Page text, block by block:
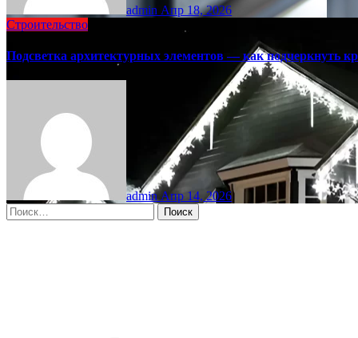
admin Апр 18, 2026
Строительство
Подсветка архитектурных элементов — как подчеркнуть
adminАпр 14, 2026
Найти: